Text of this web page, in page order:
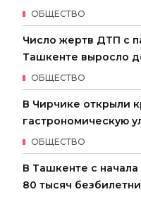
ОБЩЕСТВО
Число жертв ДТП с
Ташкенте выросло
ОБЩЕСТВО
В Чирчике открыли
гастрономическую
ОБЩЕСТВО
В Ташкенте с
80 тысяч